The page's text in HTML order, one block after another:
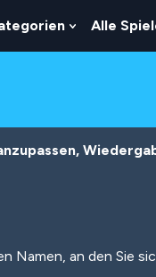
Show
Submenu
Alle
Namen, an den Sie